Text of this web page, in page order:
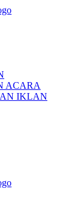
ACARA
IKLAN